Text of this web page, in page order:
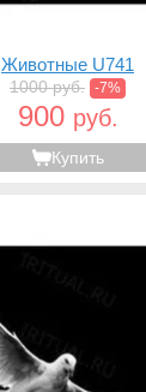
Животные U741
1000 руб. -7%
900 руб.
Купить